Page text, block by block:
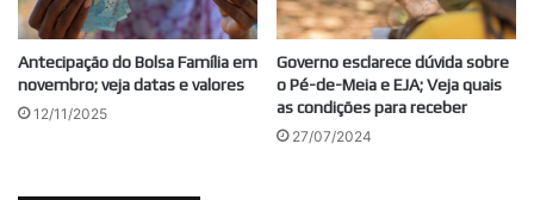
Antecipação do Bolsa Família em
novembro; veja datas e valores
12/11/2025
Governo esclarece dúvida sobre
o Pé-de-Meia e EJA; Veja quais
as condições para receber
27/07/2024